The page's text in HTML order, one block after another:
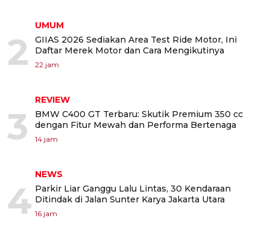
2
UMUM
GIIAS 2026 Sediakan Area Test Ride Motor, Ini
Daftar Merek Motor dan Cara Mengikutinya
22 jam
3
REVIEW
BMW C400 GT Terbaru: Skutik Premium 350 cc
dengan Fitur Mewah dan Performa Bertenaga
14 jam
4
NEWS
Parkir Liar Ganggu Lalu Lintas, 30 Kendaraan
Ditindak di Jalan Sunter Karya Jakarta Utara
16 jam